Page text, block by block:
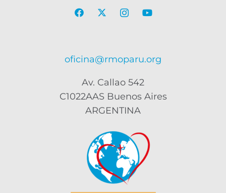
oficina@rmoparu.org
Av. Callao 542
C1022AAS Buenos Aires
ARGENTINA